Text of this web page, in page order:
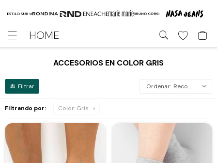
HOME

ACCESORIOS EN COLOR GRIS
Recomendados
Filtrando por: Color: Gris